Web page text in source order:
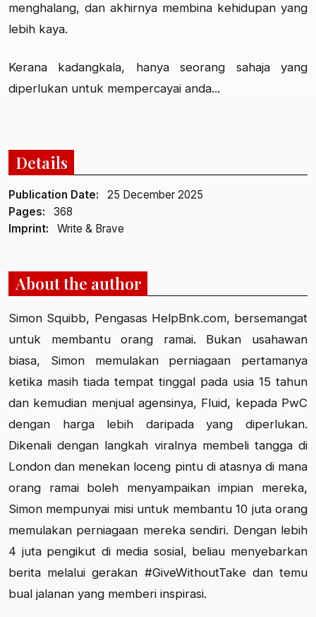
menghalang, dan akhirnya membina kehidupan yang
lebih kaya.
Kerana kadangkala, hanya seorang sahaja yang
diperlukan untuk mempercayai anda...
Details
Publication Date:
25 December 2025
Pages:
368
Imprint:
Write & Brave
About the author
Simon Squibb, Pengasas HelpBnk.com, bersemangat
untuk membantu orang ramai. Bukan usahawan
biasa, Simon memulakan perniagaan pertamanya
ketika masih tiada tempat tinggal pada usia 15 tahun
dan kemudian menjual agensinya, Fluid, kepada PwC
dengan harga lebih daripada yang diperlukan.
Dikenali dengan langkah viralnya membeli tangga di
London dan menekan loceng pintu di atasnya di mana
orang ramai boleh menyampaikan impian mereka,
Simon mempunyai misi untuk membantu 10 juta orang
memulakan perniagaan mereka sendiri. Dengan lebih
4 juta pengikut di media sosial, beliau menyebarkan
berita melalui gerakan #GiveWithoutTake dan temu
bual jalanan yang memberi inspirasi.